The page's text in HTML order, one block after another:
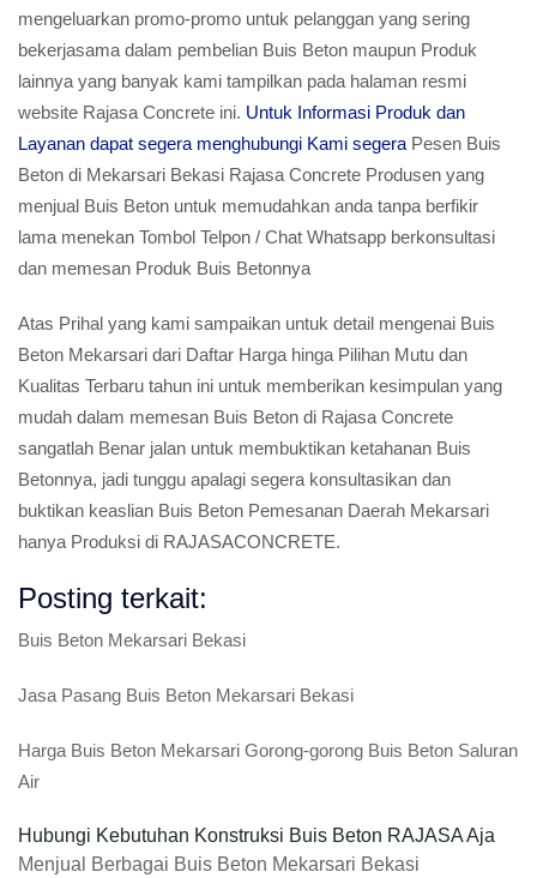
mengeluarkan promo-promo untuk pelanggan yang sering
bekerjasama dalam pembelian Buis Beton maupun Produk
lainnya yang banyak kami tampilkan pada halaman resmi
website Rajasa Concrete ini. Untuk Informasi Produk dan
Layanan dapat segera menghubungi Kami segera Pesen Buis
Beton di Mekarsari Bekasi Rajasa Concrete Produsen yang
menjual Buis Beton untuk memudahkan anda tanpa berfikir
lama menekan Tombol Telpon / Chat Whatsapp berkonsultasi
dan memesan Produk Buis Betonnya
Atas Prihal yang kami sampaikan untuk detail mengenai Buis
Beton Mekarsari dari Daftar Harga hinga Pilihan Mutu dan
Kualitas Terbaru tahun ini untuk memberikan kesimpulan yang
mudah dalam memesan Buis Beton di Rajasa Concrete
sangatlah Benar jalan untuk membuktikan ketahanan Buis
Betonnya, jadi tunggu apalagi segera konsultasikan dan
buktikan keaslian Buis Beton Pemesanan Daerah Mekarsari
hanya Produksi di RAJASACONCRETE.
Posting terkait:
Buis Beton Mekarsari Bekasi
Jasa Pasang Buis Beton Mekarsari Bekasi
Harga Buis Beton Mekarsari Gorong-gorong Buis Beton Saluran
Air
Hubungi Kebutuhan Konstruksi Buis Beton RAJASA Aja
Menjual Berbagai Buis Beton Mekarsari Bekasi